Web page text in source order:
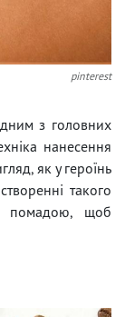
pinterest
з головних
нанесення
як у героїнь
такого
помадою, щоб